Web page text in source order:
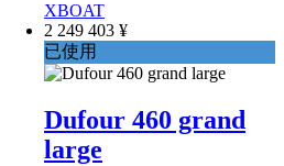
XBOAT
2 249 403 ¥
已使用
Dufour 460 grand
large